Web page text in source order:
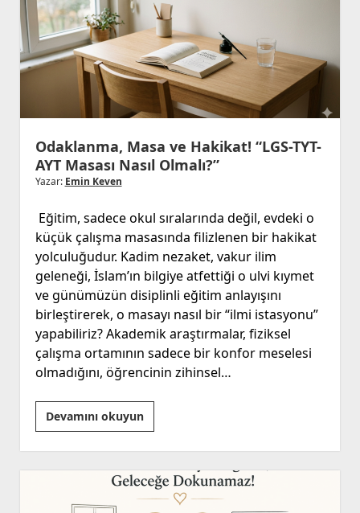
Etme
Zamanı!”
Odaklanma, Masa ve Hakikat! “LGS-TYT-
AYT Masası Nasıl Olmalı?”
Yazar: Emin Keven
Eğitim, sadece okul sıralarında değil, evdeki o
küçük çalışma masasında filizlenen bir hakikat
yolculuğudur. Kadim nezaket, vakur ilim
geleneği, İslam’ın bilgiye atfettiği o ulvi kıymet
ve günümüzün disiplinli eğitim anlayışını
birleştirerek, o masayı nasıl bir “ilmi istasyonu”
yapabiliriz? Akademik araştırmalar, fiziksel
çalışma ortamının sadece bir konfor meselesi
olmadığını, öğrencinin zihinsel…
Devamını okuyunOdaklanma,
Masa
ve
Hakikat!
“LGS-